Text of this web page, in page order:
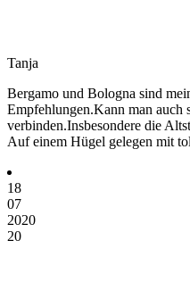
Tanja
Bergamo und Bologna sind
Empfehlungen.Kann man auch
verbinden.Insbesondere die
Auf einem Hügel gelegen mit
18
07
2020
20